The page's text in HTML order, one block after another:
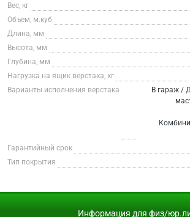
Вес, кг
Объем, м.куб
Длина, мм
Высота, мм
Глубина, мм
Нагрузка на ящик верстака, кг
Варианты исполнения верстака
В гараж /
Гарантийный срок
Тип покрытия
Информация для физ/